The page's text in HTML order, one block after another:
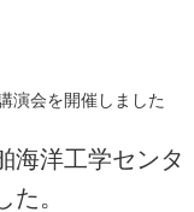
演会を開催しました
海洋工学センタ
。